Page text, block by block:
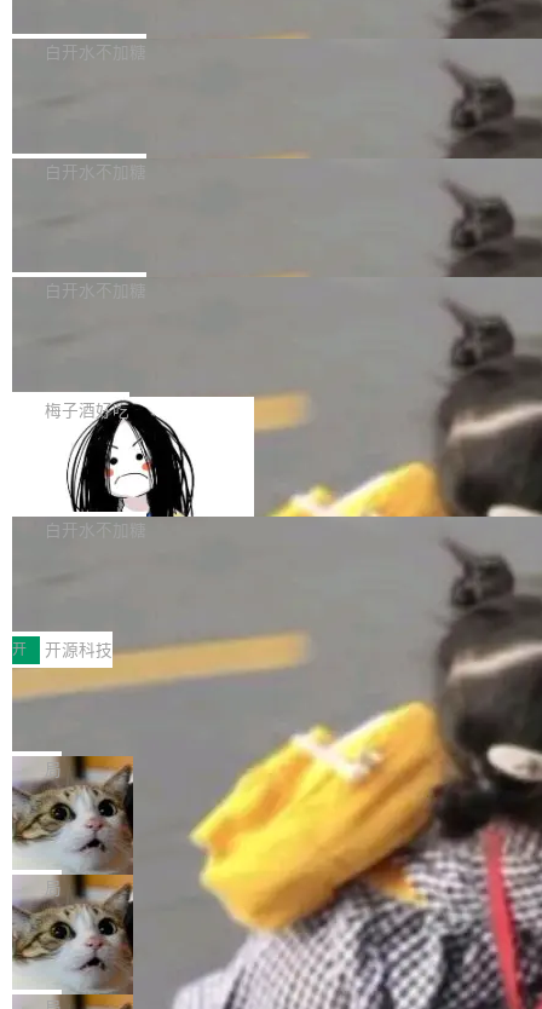
不得生成涉及安全性的关键变更，除非作者本身
36个月。 公告显示，本次宇树科技战略配售对
员工参与设立的专项资产管理计划。其中，Dee
获配9...
Bug fixes and enhancements 修复多次传递同
一个回归问题，该问题导致拉取镜像时会拒绝包
题，该问题可能导致在旧版 Linux 内核...
白开水不加糖
e 孵化器项目管理委员会（IPMC）投票中获得
P）！这一里程碑不仅标志着 Fluss 迈入新的发
白开水不加糖
长期停止内容更新，未能实现其作为“AI版维基百
提交的编辑请求也长期处于待处理状态。 Groki
pedia 于去年底上线，定位为由人工智能生成内
容的百科平台，被马斯克视为传统众包百科网站
维基百科的替代方案。Lawfare 调查发现，无论
热门页面还是低关注度页面，均未出现近期更
白开水不加糖
是这样的：配 MessageSource 的 Bean、写 R
eloadableResourceBundleMessageSource、
声明 LocaleResolver、注册 LocaleChangeInt
erceptor…五六步之后才能看到第一行翻译文
本。 Solon 换了个方式。整个 i18n 模块围绕三
梅子酒好吃
Apache Doris 4.1 全面增强 Iceberg：
支持 UPDATE、MERGE INTO 与 Iceb
erg V3
Apache Doris 4.1 要补齐的，正是缺失的那一
半。在已有查询能力的基础上，Doris 进一步支
常维护操作，并完整支持 Iceberg V3 格式。
白开水不加糖
村国家自主创新示范区会议中心开幕。本届大会
由中关村智联软件服务业质量创新联盟主办，以
“智构可信·质创未来——AI原生时代的质量新范
式”为主题，直面AI从实验室走向规模化产业落地
的核心质量命题。会上，《2026智能研发生产力
工具选型手册》发布，Testin云测的Testin XAge
nt智能测试系统入选AI测试领域代表产品。对CI
O而言，这提示了一个转变：AI测试正在从效率
工具升级为企业的质量基础设施。 CIO面对的新
现实 过去两年，CIO们的焦虑清单上多了两项：
一是如何让大模型和智能体应用安全地从PoC走
向生产，二是如何让测试团队跟得上AI应用...
开 开源科技
让非法状态不可表示：一篇关于 ADT
有一种东西，一旦用过就回不去了。Alex Fedos
eev 管它叫"软件设计的基石"。 他说的东西不新
鲜——代数数据类型（ADT），尤其是和类型
（sum type）。但他说清楚了一件事：这不是类
型系统的学术体操，是日常编码的思维方式。 文
章从一个简单的例子切入。一个网站的深色主题
设置，如果用布尔值 + 可空字段来表示——bool
ean 表示是否可切换，nullable 的默认模式、浅
色方案、深色方案——会产生大量无意义的组
合。方案缺了、配置冲突了、全 null 了。要知道
局
Cloudflare 开源内部企业 AI 平台 Clou
dflare OS
Cloudflare 发布了一个开源项目 Cloudflare O
S。如果你只看官方博客，你会觉得这是又一
个"AI 知识库 + 聊天机器人"——每个大厂都在
做，没什么新鲜的。 但 Kenton Varda 在 Twitte
r 上把事情说清楚了： 今天我们发布了 Cloudfla
re OS，一个带连接器的聊天机器人，跟其他所
局
Deno 团队开源 Celld，可自托管的分
布式 Durable Objects
Ryan Dahl 领导的 Deno 团队推出了最新开源项
目 Celld，一个能在自己机器上运行 Cloudflare